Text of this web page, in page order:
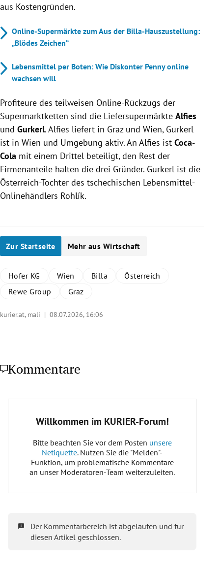
aus Kostengründen.
Online-Supermärkte zum Aus der Billa-Hauszustellung:
„Blödes Zeichen“
Lebensmittel per Boten: Wie Diskonter Penny online
wachsen will
Profiteure des teilweisen Online-Rückzugs der
Supermarktketten sind die Liefersupermärkte Alfies
und Gurkerl. Alfies liefert in Graz und Wien, Gurkerl
ist in Wien und Umgebung aktiv. An Alfies ist Coca-
Cola mit einem Drittel beteiligt, den Rest der
Firmenanteile halten die drei Gründer. Gurkerl ist die
Österreich-Tochter des tschechischen Lebensmittel-
Onlinehändlers Rohlík.
Zur Startseite Mehr aus Wirtschaft
Hofer KG Wien Billa
Österreich
Rewe Group
Graz
kurier.at, mali | 08.07.2026, 16:06
Kommentare